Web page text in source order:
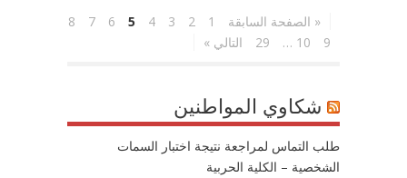
« الصفحة السابقة 1
2
3
4
5
6
7
8
9
10
…
29 التالي »
شكاوي المواطنين
طلب التماس لمراجعة نتيجة اختبار السمات
الشخصية – الكلية الحربية